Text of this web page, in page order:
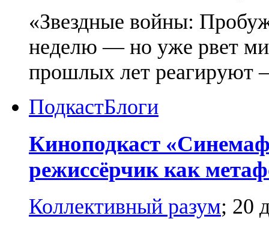
«Звездные войны:
неделю — но уже рвет
прошлых лет реагируют
ПодкастБлоги
Киноподкаст
режиссёрчик как
Коллективный разум; 20